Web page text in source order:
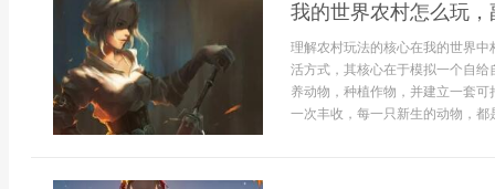
我的世界农村怎么玩
理解农村玩法的核心在我的世界
活方式，其核心在于模拟一个自
养动物，种植作物，并建立一套
一次丰收，每一只新生的动物，